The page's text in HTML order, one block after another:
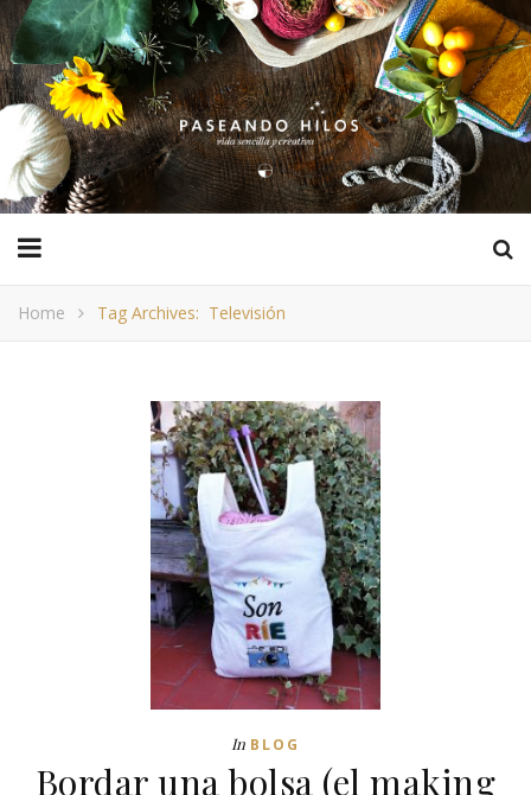
Home Tag Archives: Televisión
In BLOG
Bordar una bolsa (el making